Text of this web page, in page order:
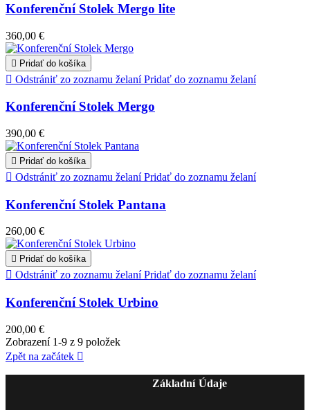
Konferenční Stolek Mergo lite
360,00 €
 Pridať do košíka
 Odstrániť zo zoznamu želaní Pridať do zoznamu želaní
Konferenční Stolek Mergo
390,00 €
 Pridať do košíka
 Odstrániť zo zoznamu želaní Pridať do zoznamu želaní
Konferenční Stolek Pantana
260,00 €
 Pridať do košíka
 Odstrániť zo zoznamu želaní Pridať do zoznamu želaní
Konferenční Stolek Urbino
200,00 €
Zobrazení 1-9 z 9 položek
Zpět na začátek 
Základní Údaje